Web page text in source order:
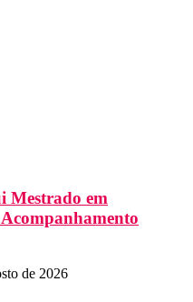
Mestrado em
de 2026